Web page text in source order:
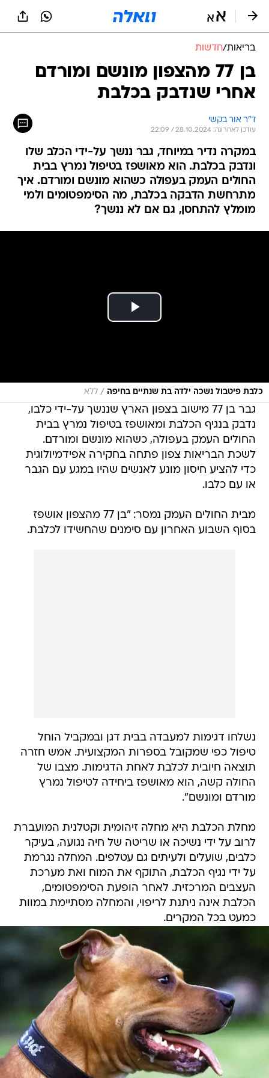
בריאות/חדשות
בן 77 מהצפון מונשם ומורדם
אחרי שנדבק בכלבת
ד״ר אור בקשי
עודכן לאחרונה: 28.10.2024 / 22:09
במקרה נדיר במיוחד, גבר ננשך על-ידי הכלב שלו
ונדבק בכלבת. הוא מאושפז בטיפול נמרץ בבית
החולים העמק בעפולה כשהוא מונשם ומורדם. איך
מתרחשת הדבקה בכלבת, מה הסימפטומים ולמי
מומלץ להתחסן, גם אם לא ננשך?
כלבת פיטבול נשכה ילדה בת שנתיים בחיפה / ללא
גבר בן 77 מישוב בצפון הארץ שננשך על-ידי כלבו,
נדבק בנגיף הכלבת ומאושפז בטיפול נמרץ בבית
החולים העמק בעפולה, כשהוא מונשם ומורדם.
לשכת הבריאות צפון פתחה בחקירה אפידמיולוגית
כדי להציע חיסון מונע לאנשים שהיו במגע עם הגבר
או עם כלבו.
מבית החולים העמק נמסר: "בן 77 מהצפון אושפז
בסוף השבוע האחרון עם סימנים שהחשידו לכלבת.
נשלחו דגימות למעבדה בבית דגן ובמקביל הוחל
טיפול כפי שמקובל בספרות המקצועית. אמש חזרה
תוצאה חיובית לכלבת לאחת הדגימות. מצבו של
החולה קשה, הוא מאושפז ביחידה לטיפול נמרץ
מורדם ומונשם".
מחלת הכלבת היא מחלה זיהומית וקטלנית המועברת
לרוב על ידי נשיכה או שריטה של חיה נגועה, בעיקר
כלבים, שועלים ולעיתים גם עטלפים. המחלה נגרמת
על ידי נגיף הכלבת, התוקף את המוח ואת מערכת
העצבים המרכזית. לאחר הופעת הסימפטומים,
הכלבת אינה ניתנת לריפוי, והמחלה מסתיימת במוות
כמעט בכל המקרים.